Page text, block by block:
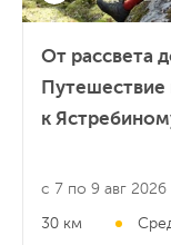
От рассвета
к
с 7 по 9 авг 2026
30 км